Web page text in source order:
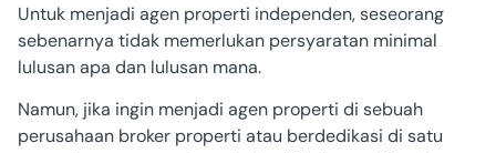
Untuk menjadi agen properti independen, seseorang
sebenarnya tidak memerlukan persyaratan minimal
lulusan apa dan lulusan mana.
Namun, jika ingin menjadi agen properti di sebuah
perusahaan broker properti atau berdedikasi di satu